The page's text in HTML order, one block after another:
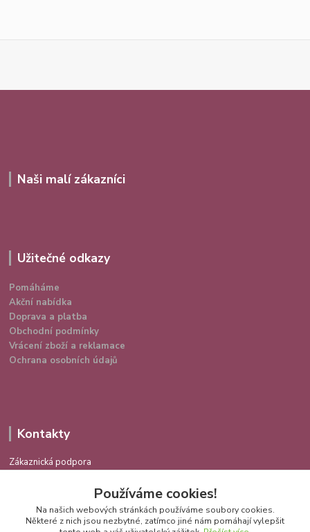
Naši malí zákazníci
Užitečné odkazy
Pomáháme
Akční nabídka
Doprava a platba
Obchodní podmínky
Vrácení zboží a reklamace
Ochrana osobních údajů
Kontakty
Zákaznická podpora
info@spokojenakocka.cz
Používáme cookies!
Na našich webových stránkách používáme soubory cookies.
Některé z nich jsou nezbytné, zatímco jiné nám pomáhají vylepšit